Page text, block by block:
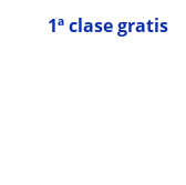
1ª clase gratis